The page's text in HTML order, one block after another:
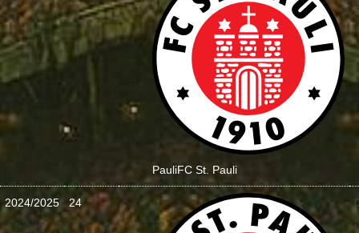
PauliFC St. Pauli
2024/2025 24
: